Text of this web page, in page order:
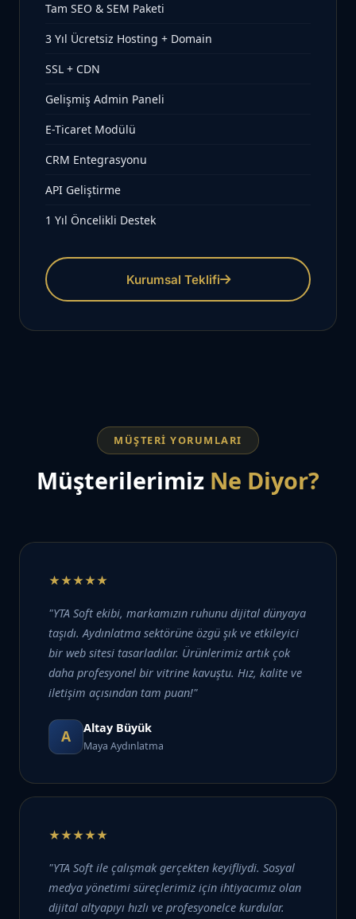
Tam SEO & SEM Paketi
3 Yıl Ücretsiz Hosting + Domain
SSL + CDN
Gelişmiş Admin Paneli
E-Ticaret Modülü
CRM Entegrasyonu
API Geliştirme
1 Yıl Öncelikli Destek
Kurumsal Teklifi
MÜŞTERI YORUMLARI
Müşterilerimiz Ne Diyor?
★★★★★
"YTA Soft ekibi, markamızın ruhunu dijital dünyaya
taşıdı. Aydınlatma sektörüne özgü şık ve etkileyici
bir web sitesi tasarladılar. Ürünlerimiz artık çok
daha profesyonel bir vitrine kavuştu. Hız, kalite ve
iletişim açısından tam puan!"
A Altay Büyük
Maya Aydınlatma
★★★★★
"YTA Soft ile çalışmak gerçekten keyifliydi. Sosyal
medya yönetimi süreçlerimiz için ihtiyacımız olan
dijital altyapıyı hızlı ve profesyonelce kurdular.